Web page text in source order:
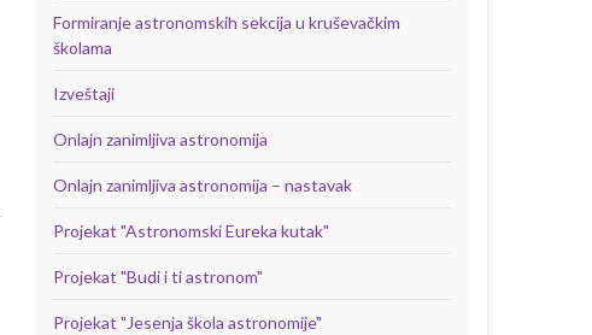
Formiranje astronomskih sekcija u kruševačkim
školama
Izveštaji
Onlajn zanimljiva astronomija
Onlajn zanimljiva astronomija – nastavak
Projekat "Astronomski Eureka kutak"
Projekat "Budi i ti astronom"
Projekat "Jesenja škola astronomije"